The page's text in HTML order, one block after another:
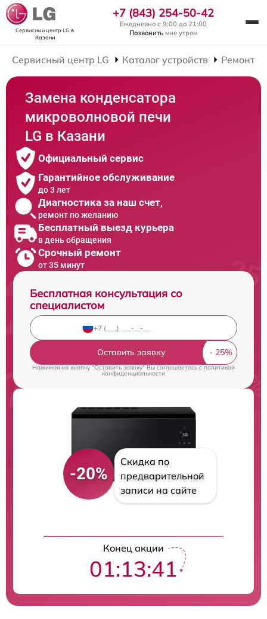
Сервисный центр LG в
Казани
+7 (843) 254-50-42
Ежедневно с 9:00 до 21:00
Позвонить мне утром
Сервисный центр LG Каталог устройств Ремонт
Замена конденсатора
микроволновой печи
LG в Казани
Официальный сервис
Гарантийное обслуживание
до 3 лет
Диагностика за наш счет,
ремонт по желанию
Бесплатный выезд курьера
в день обращения
Срочный ремонт
от 35 минут
Бесплатная консультация со
специалистом
Оставить заявку
Нажимая на кнопку "Оставить заявку" Вы соглашаетесь cполитикой
конфиденциальности
-20%
Скидка по
предварительной
записи на сайте
Конец акции
01:13:41